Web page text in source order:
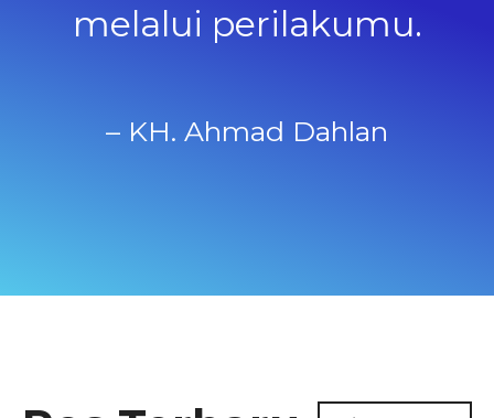
malah ingin
melalui perilakumu.
– KH. Ahmad Dahlan